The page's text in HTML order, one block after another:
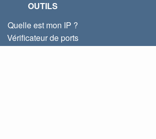
OUTILS
Quelle est mon IP ?
Vérificateur de ports